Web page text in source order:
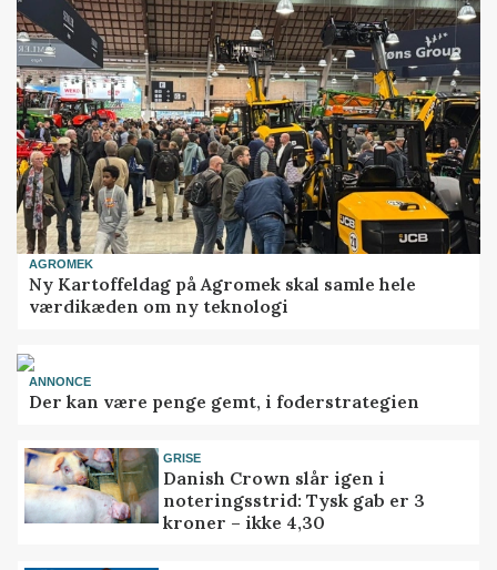
AGROMEK
Ny Kartoffeldag på Agromek skal samle hele
værdikæden om ny teknologi
ANNONCE
Der kan være penge gemt, i foderstrategien
GRISE
Danish Crown slår igen i
noteringsstrid: Tysk gab er 3
kroner – ikke 4,30